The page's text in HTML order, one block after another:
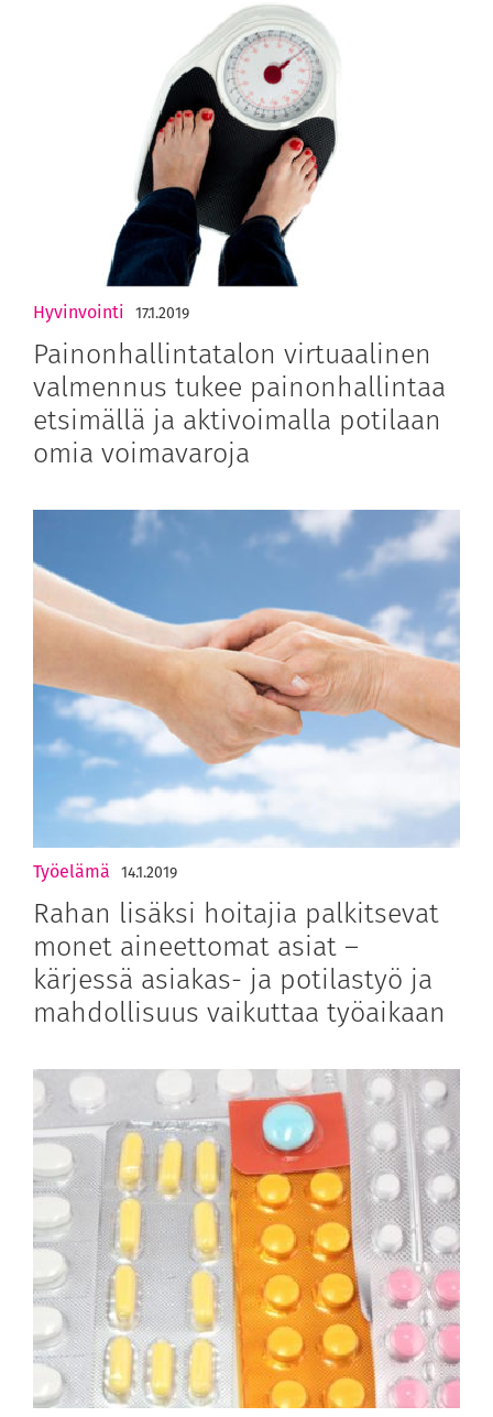
Hyvinvointi 17.1.2019
Painonhallintatalon virtuaalinen
valmennus tukee painonhallintaa
etsimällä ja aktivoimalla potilaan
omia voimavaroja
Työelämä 14.1.2019
Rahan lisäksi hoitajia palkitsevat
monet aineettomat asiat –
kärjessä asiakas- ja potilastyö ja
mahdollisuus vaikuttaa työaikaan